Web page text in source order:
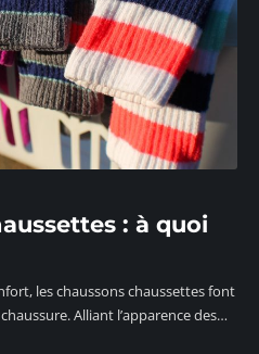
: à quoi
les chaussons chaussettes font
Alliant l’apparence des…